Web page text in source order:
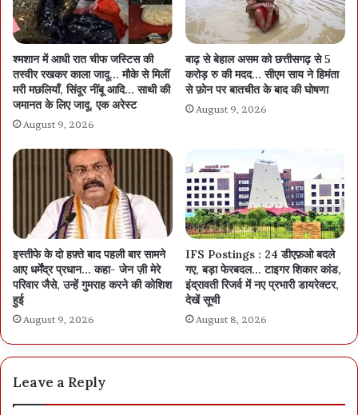
श्मशान में आधी रात चीफ जस्टिस की
तस्वीर रखकर काला जादू… मौके से मिलीं
मरी मछलियाँ, सिंदूर नींबू आदि… साथी की
जमानत के लिए जादू, एक अरेस्ट
August 9, 2026
बाढ़ से बेहाल असम को छत्तीसगढ़ से 5
करोड़ रु की मदद… सीएम साय ने हिमंता
से फ़ोन पर बातचीत के बाद की घोषणा
August 9, 2026
इस्तीफे के दो हफ़्ते बाद पहली बार सामने
आए धर्मेंद्र प्रधान… कहा- जेन ज़ी मेरे
परिवार जैसे, उन्हें गुमराह करने की कोशिश
हुई
August 9, 2026
IFS Postings : 24 डीएफ़ओ बदले
गए, बड़ा फेरबदल… टाइगर शिकार कांड,
इंद्रावती रिजर्व में नए प्रभारी डायरेक्टर,
देखें सूची
August 8, 2026
Leave a Reply